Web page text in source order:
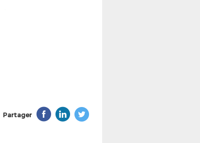
Partager